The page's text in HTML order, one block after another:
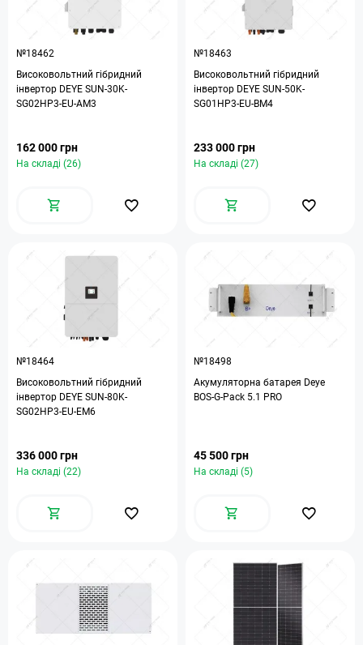
№18462
Високовольтний гібридний
інвертор DEYE SUN-30K-
SG02HP3-EU-AM3
162 000 грн
На складі (26)
№18463
Високовольтний гібридний
інвертор DEYE SUN-50K-
SG01HP3-EU-BM4
233 000 грн
На складі (27)
№18464
Високовольтний гібридний
інвертор DEYE SUN-80K-
SG02HP3-EU-EM6
336 000 грн
На складі (22)
№18498
Акумуляторна батарея Deye
BOS-G-Pack 5.1 PRO
45 500 грн
На складі (5)